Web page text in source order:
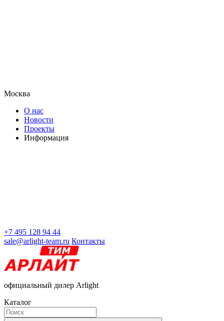
Москва
О нас
Новости
Проекты
Информация
+7 495 128 94 44
sale@arlight-team.ru Контакты
официальный дилер Arlight
Каталог